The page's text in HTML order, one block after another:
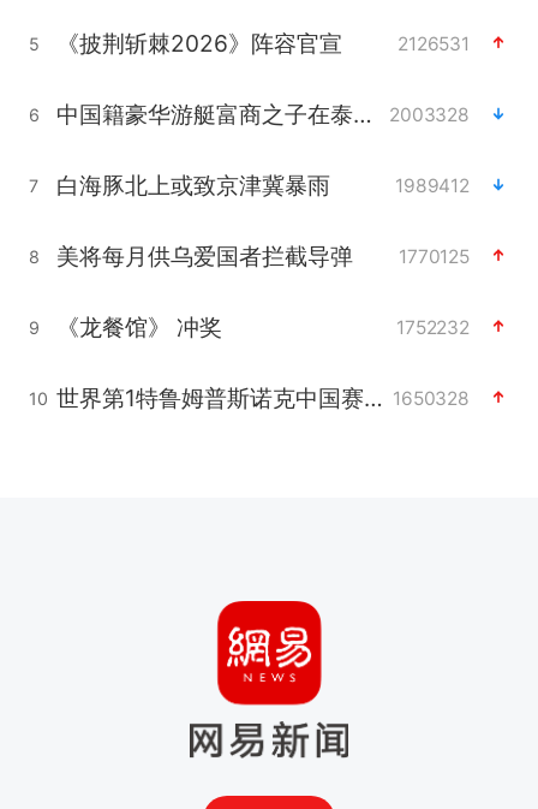
5 《披荆斩棘2026》阵容官宣 2126531
6 中国籍豪华游艇富商之子在泰国被杀 2003328
7 白海豚北上或致京津冀暴雨 1989412
8 美将每月供乌爱国者拦截导弹 1770125
9 《龙餐馆》 冲奖 1752232
10 世界第1特鲁姆普斯诺克中国赛一轮游 1650328